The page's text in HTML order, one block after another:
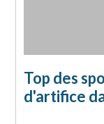
Top des
d'artifice